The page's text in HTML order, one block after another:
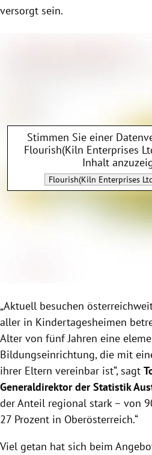
versorgt sein.
Stimmen Sie einer
Flourish(Kiln Enterprises
Inhalt
Flourish(Kiln Enterprises
„Aktuell besuchen
aller in Kindertagesheimen
Alter von fünf Jahren eine
Bildungseinrichtung, die mit
ihrer Eltern vereinbar ist“, sagt
Generaldirektor der Statistik
der Anteil regional stark – von
27 Prozent in Oberösterreich.“
Viel getan hat sich beim